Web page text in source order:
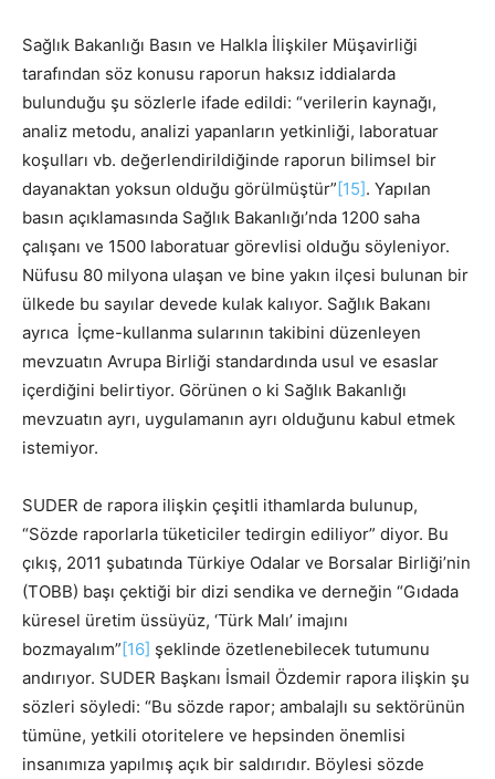
Sağlık Bakanlığı Basın ve Halkla İlişkiler Müşavirliği
tarafından söz konusu raporun haksız iddialarda
bulunduğu şu sözlerle ifade edildi: “verilerin kaynağı,
analiz metodu, analizi yapanların yetkinliği, laboratuar
koşulları vb. değerlendirildiğinde raporun bilimsel bir
dayanaktan yoksun olduğu görülmüştür”[15]. Yapılan
basın açıklamasında Sağlık Bakanlığı’nda 1200 saha
çalışanı ve 1500 laboratuar görevlisi olduğu söyleniyor.
Nüfusu 80 milyona ulaşan ve bine yakın ilçesi bulunan bir
ülkede bu sayılar devede kulak kalıyor. Sağlık Bakanı
ayrıca İçme-kullanma sularının takibini düzenleyen
mevzuatın Avrupa Birliği standardında usul ve esaslar
içerdiğini belirtiyor. Görünen o ki Sağlık Bakanlığı
mevzuatın ayrı, uygulamanın ayrı olduğunu kabul etmek
istemiyor.
SUDER de rapora ilişkin çeşitli ithamlarda bulunup,
“Sözde raporlarla tüketiciler tedirgin ediliyor” diyor. Bu
çıkış, 2011 şubatında Türkiye Odalar ve Borsalar Birliği’nin
(TOBB) başı çektiği bir dizi sendika ve derneğin “Gıdada
küresel üretim üssüyüz, ‘Türk Malı’ imajını
bozmayalım”[16] şeklinde özetlenebilecek tutumunu
andırıyor. SUDER Başkanı İsmail Özdemir rapora ilişkin şu
sözleri söyledi: “Bu sözde rapor; ambalajlı su sektörünün
tümüne, yetkili otoritelere ve hepsinden önemlisi
insanımıza yapılmış açık bir saldırıdır. Böylesi sözde